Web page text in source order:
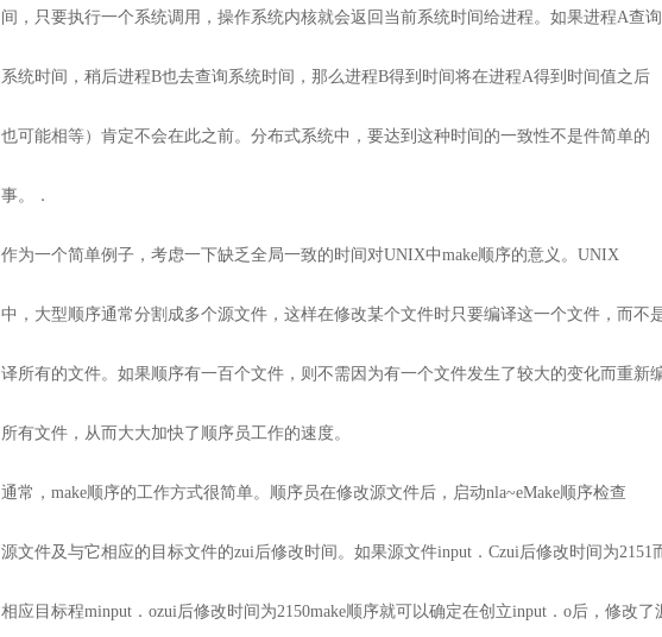
间，只要执行一个系统调用，操作系统内核就会返回当前系统时间给进程。如果进程A查
系统时间，稍后进程B也去查询系统时间，那么进程B得到时间将在进程A得到时间值之后
也可能相等）肯定不会在此之前。分布式系统中，要达到这种时间的一致性不是件简单的
事。．
作为一个简单例子，考虑一下缺乏全局一致的时间对UNIX中make顺序的意义。UNIX
中，大型顺序通常分割成多个源文件，这样在修改某个文件时只要编译这一个文件，而不
译所有的文件。如果顺序有一百个文件，则不需因为有一个文件发生了较大的变化而重新
所有文件，从而大大加快了顺序员工作的速度。
通常，make顺序的工作方式很简单。顺序员在修改源文件后，启动nla~eMake顺序检查
源文件及与它相应的目标文件的zui后修改时间。如果源文件input．Czui后修改时间为2151
相应目标程minput．ozui后修改时间为2150make顺序就可以确定在创立input．o后，修改了